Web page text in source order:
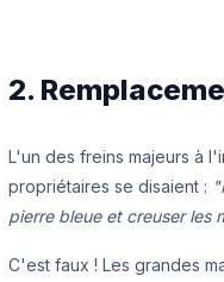
2.
L'un des freins majeurs à
propriétaires se disaient :
pierre bleue et creuser les
C'est faux ! Les grandes